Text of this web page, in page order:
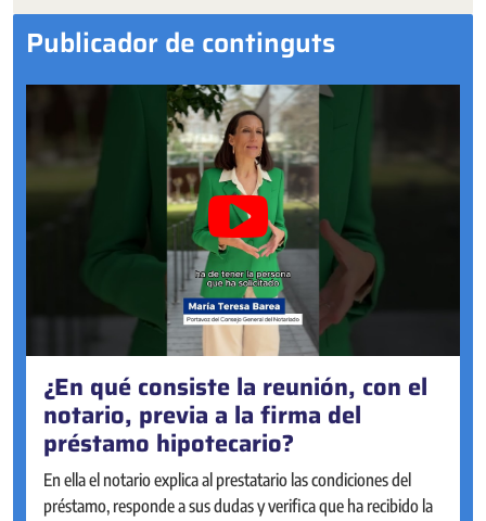
Publicador de continguts
¿En qué consiste la reunión, con el
notario, previa a la firma del
préstamo hipotecario?
En ella el notario explica al prestatario las condiciones del
préstamo, responde a sus dudas y verifica que ha recibido la
¿Se pueden otorgar actos
societarios online?
Sí. Desde 2023, la mayoría de actos societarios pueden
realizarse online, en la Sede Electrónica Notarial, de forma ágil
y accesible, con la misma seguridad que de manera presencial